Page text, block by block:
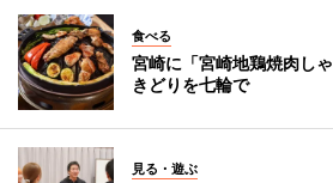
食べる
宮崎に「宮崎地鶏焼肉し
きどりを七輪で
見る・遊ぶ